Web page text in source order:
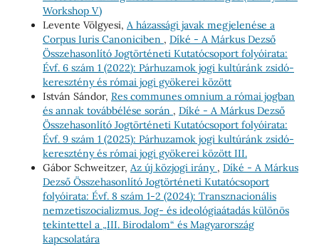
Workshop V)
Levente Völgyesi, A házassági javak megjelenése a
Corpus Iuris Canoniciben , Díké - A Márkus Dezső
Összehasonlító Jogtörténeti Kutatócsoport folyóirata:
Évf. 6 szám 1 (2022): Párhuzamok jogi kultúránk zsidó-
keresztény és római jogi gyökerei között
István Sándor, Res communes omnium a római jogban
és annak továbbélése során , Díké - A Márkus Dezső
Összehasonlító Jogtörténeti Kutatócsoport folyóirata:
Évf. 9 szám 1 (2025): Párhuzamok jogi kultúránk zsidó-
keresztény és római jogi gyökerei között III.
Gábor Schweitzer, Az új közjogi irány , Díké - A Márkus
Dezső Összehasonlító Jogtörténeti Kutatócsoport
folyóirata: Évf. 8 szám 1-2 (2024): Transznacionális
nemzetiszocializmus. Jog- és ideológiaátadás különös
tekintettel a „III. Birodalom“ és Magyarország
kapcsolatára